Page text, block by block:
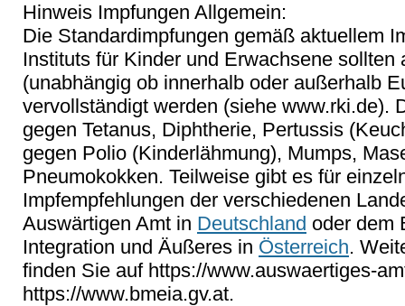
Hinweis Impfungen Allgemein:
Die Standardimpfungen gemäß aktuellem
Instituts für Kinder und Erwachsene sollten
(unabhängig ob innerhalb oder außerhalb
vervollständigt werden (siehe www.rki.de).
gegen Tetanus, Diphtherie, Pertussis
gegen Polio (Kinderlähmung), Mumps,
Pneumokokken. Teilweise gibt es für
Impfempfehlungen der verschiedenen
Auswärtigen Amt in Deutschland oder dem
Integration und Äußeres in Österreich.
finden Sie auf https://www.auswaertiges-
https://www.bmeia.gv.at.